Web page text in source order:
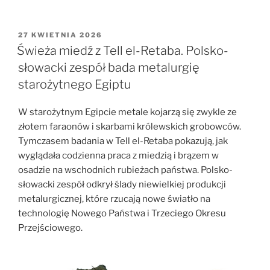
„3%
dla
nauki,
100%
dla
Polski””
OPUBLIKOWANE
W
27 KWIETNIA 2026
Świeża miedź z Tell el-Retaba. Polsko-
słowacki zespół bada metalurgię
starożytnego Egiptu
W starożytnym Egipcie metale kojarzą się zwykle ze
złotem faraonów i skarbami królewskich grobowców.
Tymczasem badania w Tell el-Retaba pokazują, jak
wyglądała codzienna praca z miedzią i brązem w
osadzie na wschodnich rubieżach państwa. Polsko-
słowacki zespół odkrył ślady niewielkiej produkcji
metalurgicznej, które rzucają nowe światło na
technologię Nowego Państwa i Trzeciego Okresu
Przejściowego.